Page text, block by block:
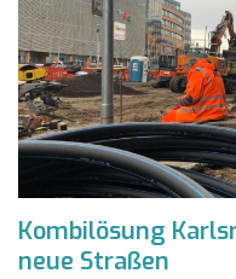
Kombilösung
neue Straßen